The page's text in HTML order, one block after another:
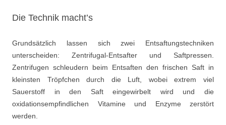
Die Technik macht’s
Grundsätzlich lassen sich zwei Entsaftungstechniken
unterscheiden: Zentrifugal-Entsafter und Saftpressen.
Zentrifugen schleudern beim Entsaften den frischen Saft in
kleinsten Tröpfchen durch die Luft, wobei extrem viel
Sauerstoff in den Saft eingewirbelt wird und die
oxidationsempfindlichen Vitamine und Enzyme zerstört
werden.